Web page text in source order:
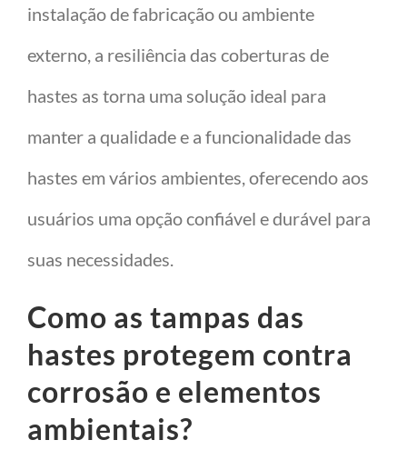
instalação de fabricação ou ambiente
externo, a resiliência das coberturas de
hastes as torna uma solução ideal para
manter a qualidade e a funcionalidade das
hastes em vários ambientes, oferecendo aos
usuários uma opção confiável e durável para
suas necessidades.
Como as tampas das
hastes protegem contra
corrosão e elementos
ambientais?